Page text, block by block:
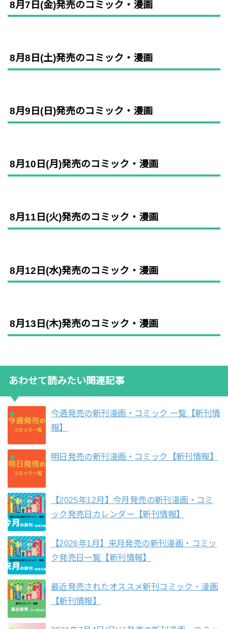
8月7日(金)発売のコミック・漫画
8月8日(土)発売のコミック・漫画
8月9日(日)発売のコミック・漫画
8月10日(月)発売のコミック・漫画
8月11日(火)発売のコミック・漫画
8月12日(水)発売のコミック・漫画
8月13日(木)発売のコミック・漫画
あわせて読みたい関連記事
今週発売の新刊漫画・コミック 一覧【新刊情
報】
明日発売の新刊漫画・コミック【新刊情報】
【2025年12月】今月発売の新刊漫画・コミ
ック発売日カレンダー【新刊情報】
【2026年1月】来月発売の新刊漫画・コミッ
ク発売日一覧【新刊情報】
最近発売されたオススメ新刊コミック・漫画
【新刊情報】